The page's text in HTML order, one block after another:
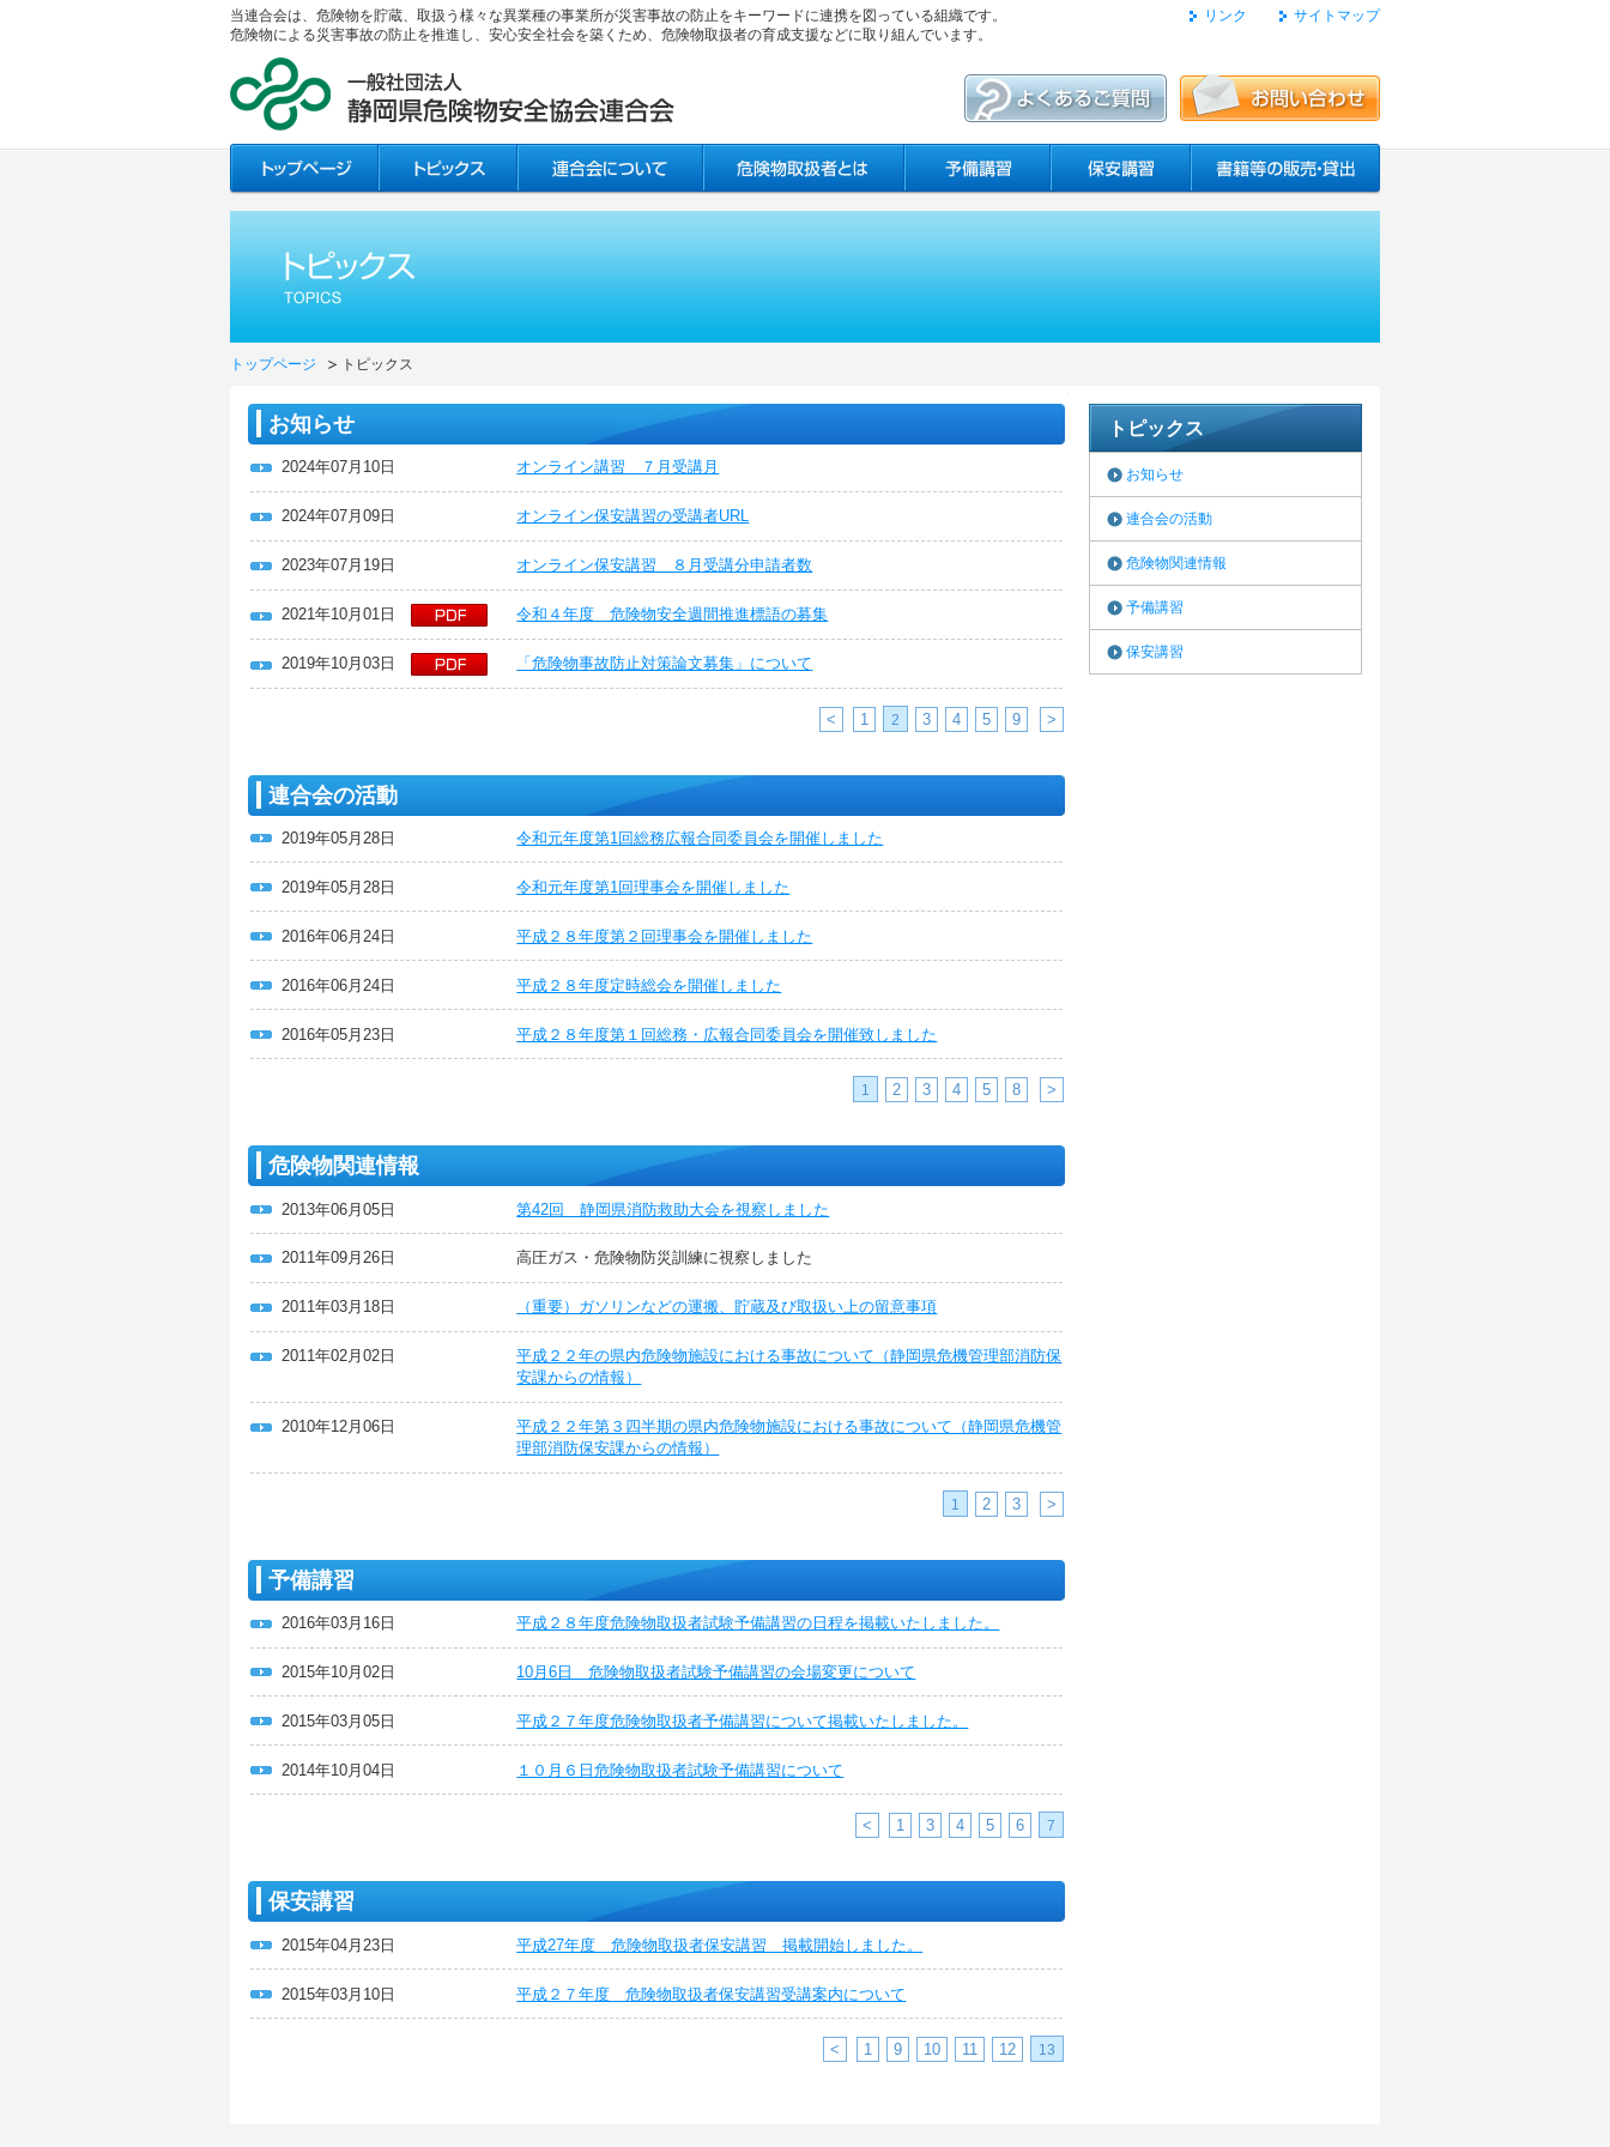
当連合会は、危険物を貯蔵、取扱う様々な異業種の事業所が災害事故の防止をキーワードに連携を図っている組織です。
危険物による災害事故の防止を推進し、安心安全社会を築くため、危険物取扱者の育成支援などに取り組んでいます。
リンク サイトマップ
トップページ トピックス
お知らせ
2024年07月10日 オンライン講習 ７月受講月
2024年07月09日 オンライン保安講習の受講者URL
2023年07月19日 オンライン保安講習 ８月受講分申請者数
2021年10月01日 令和４年度 危険物安全週間推進標語の募集
2019年10月03日 「危険物事故防止対策論文募集」について
< 1 2 3 4 5 9 >
連合会の活動
2019年05月28日 令和元年度第1回総務広報合同委員会を開催しました
2019年05月28日 令和元年度第1回理事会を開催しました
2016年06月24日 平成２８年度第２回理事会を開催しました
2016年06月24日 平成２８年度定時総会を開催しました
2016年05月23日 平成２８年度第１回総務・広報合同委員会を開催致しました
1 2 3 4 5 8 >
危険物関連情報
2013年06月05日 第42回 静岡県消防救助大会を視察しました
2011年09月26日 高圧ガス・危険物防災訓練に視察しました
2011年03月18日 （重要）ガソリンなどの運搬、貯蔵及び取扱い上の留意事項
2011年02月02日
平成２２年の県内危険物施設における事故について（静岡県危機管理部消防保
安課からの情報）
2010年12月06日
平成２２年第３四半期の県内危険物施設における事故について（静岡県危機管
理部消防保安課からの情報）
1 2 3 >
予備講習
2016年03月16日 平成２８年度危険物取扱者試験予備講習の日程を掲載いたしました。
2015年10月02日 10月6日 危険物取扱者試験予備講習の会場変更について
2015年03月05日 平成２７年度危険物取扱者予備講習について掲載いたしました。
2014年10月04日 １０月６日危険物取扱者試験予備講習について
< 1 3 4 5 6 7
保安講習
2015年04月23日 平成27年度 危険物取扱者保安講習 掲載開始しました。
2015年03月10日 平成２７年度 危険物取扱者保安講習受講案内について
< 1 9 10 11 12 13
トピックス
お知らせ
連合会の活動
危険物関連情報
予備講習
保安講習